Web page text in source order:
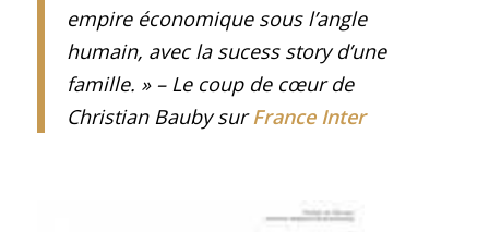
empire économique sous l’angle
humain, avec la sucess story d’une
famille. » – Le coup de cœur de
Christian Bauby sur France Inter